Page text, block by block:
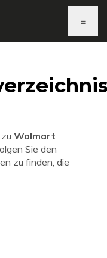
≡
Walmart
Sie den
zu finden, die